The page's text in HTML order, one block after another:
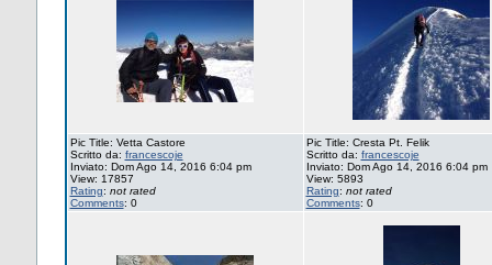
Pic Title: Vetta Castore
Scritto da: francescoje
Inviato: Dom Ago 14, 2016 6:04 pm
View: 17857
Rating: not rated
Comments: 0
Pic Title: Cresta Pt. Felik
Scritto da: francescoje
Inviato: Dom Ago 14, 2016 6:04 pm
View: 5893
Rating: not rated
Comments: 0